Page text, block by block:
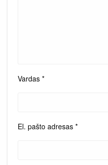
Vardas *
El. pašto adresas *